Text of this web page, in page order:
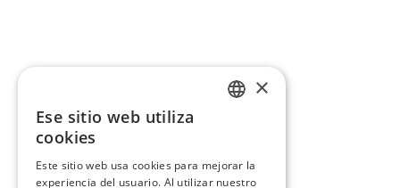
×
Ese sitio web utiliza
cookies
Este sitio web usa cookies para mejorar la
experiencia del usuario. Al utilizar nuestro